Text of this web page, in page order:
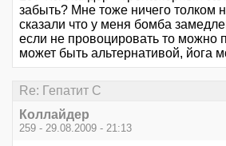
забыть? Мне тоже ничего толком
сказали что у меня бомба
если не провоцировать то можно
может быть альтернативой, йога
Re: Гепатит С
Коллайдер
259 - 29.08.2009 - 21:13